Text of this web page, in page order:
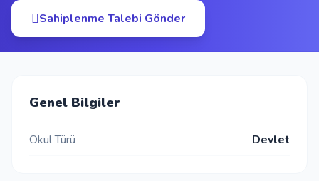
S.S.S.
Blog
Sahiplenme Talebi Gönder
Genel Bilgiler
Okul Türü Devlet